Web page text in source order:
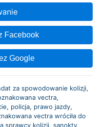
Facebook
Google
za spowodowanie kolizji,
vectra,
, policja, prawo jazdy,
vectra wróciła do
sprawcy kolizji, sanoktv,